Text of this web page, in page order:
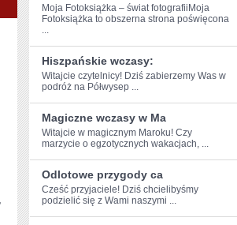
BUGATTI
HYUNDAI
Moja Fotoksiążka – świat fotografiiMoja
Fotoksiążka to obszerna strona poświęcona
...
Hiszpańskie wczasy:
Witajcie czytelnicy! Dziś zabierzemy Was w‌
podróż ‌na Półwysep ...
Magiczne wczasy w Ma
Witajcie w ⁤magicznym⁣ Maroku! Czy
marzycie o egzotycznych‌ wakacjach, ...
Odlotowe przygody ca
Cześć⁢ przyjaciele! Dziś chcielibyśmy
podzielić się z Wami naszymi ...